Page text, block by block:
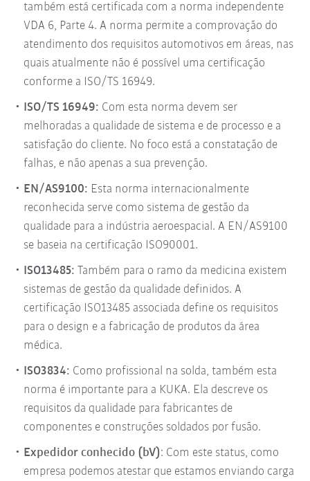
também está certificada com a norma independente
VDA 6, Parte 4. A norma permite a comprovação do
atendimento dos requisitos automotivos em áreas, nas
quais atualmente não é possível uma certificação
conforme a ISO/TS 16949.
ISO/TS 16949: Com esta norma devem ser
melhoradas a qualidade de sistema e de processo e a
satisfação do cliente. No foco está a constatação de
falhas, e não apenas a sua prevenção.
EN/AS9100: Esta norma internacionalmente
reconhecida serve como sistema de gestão da
qualidade para a indústria aeroespacial. A EN/AS9100
se baseia na certificação ISO90001.
ISO13485: Também para o ramo da medicina existem
sistemas de gestão da qualidade definidos. A
certificação ISO13485 associada define os requisitos
para o design e a fabricação de produtos da área
médica.
ISO3834: Como profissional na solda, também esta
norma é importante para a KUKA. Ela descreve os
requisitos da qualidade para fabricantes de
componentes e construções soldados por fusão.
Expedidor conhecido (bV): Com este status, como
empresa podemos atestar que estamos enviando carga